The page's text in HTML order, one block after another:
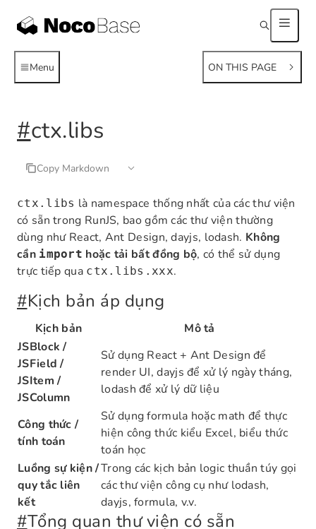
Menu ON THIS PAGE
#ctx.libs
Copy Markdown
ctx.libs là namespace thống nhất của các thư viện
có sẵn trong RunJS, bao gồm các thư viện thường
dùng như React, Ant Design, dayjs, lodash. Không
cần import hoặc tải bất đồng bộ, có thể sử dụng
trực tiếp qua ctx.libs.xxx.
#Kịch bản áp dụng
Kịch bản
Mô tả
JSBlock /
JSField /
JSItem /
JSColumn
Sử dụng React + Ant Design để
render UI, dayjs để xử lý ngày tháng,
lodash để xử lý dữ liệu
Công thức /
tính toán
Sử dụng formula hoặc math để thực
hiện công thức kiểu Excel, biểu thức
toán học
Luồng sự kiện /
quy tắc liên
kết
Trong các kịch bản logic thuần túy gọi
các thư viện công cụ như lodash,
dayjs, formula, v.v.
#Tổng quan thư viện có sẵn